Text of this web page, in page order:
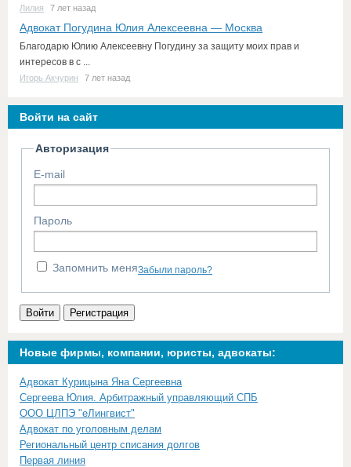
Лилия 7 лет назад
Адвокат Погудина Юлия Алексеевна — Москва
Благодарю Юлию Алексеевну Погудину за защиту моих прав и
интересов в с ...
Игорь Акчурин 7 лет назад
Войти на сайт
Авторизация
E-mail
Пароль
Запомнить меняЗабыли пароль?
Войти Регистрация
Новые фирмы, компании, юристы, адвокаты:
Адвокат Курицына Яна Сергеевна
Сергеева Юлия. Арбитражный управляющий СПБ
ООО ЦЛПЭ "еЛингвист"
Адвокат по уголовным делам
Региональный центр списания долгов
Первая линия